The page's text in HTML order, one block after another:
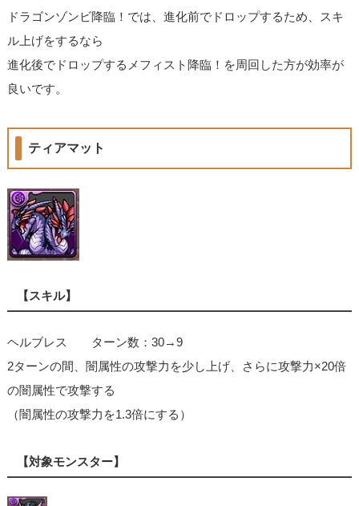
ドラゴンゾンビ降臨！では、進化前でドロップするため、スキ
ル上げをするなら
進化後でドロップするメフィスト降臨！を周回した方が効率が
良いです。
ティアマット
【スキル】
ヘルブレス ターン数：30→9
2ターンの間、闇属性の攻撃力を少し上げ、さらに攻撃力×20倍
の闇属性で攻撃する
（闇属性の攻撃力を1.3倍にする）
【対象モンスター】